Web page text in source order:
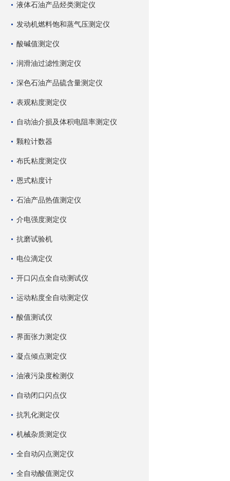
液体石油产品烃类测定仪
发动机燃料饱和蒸气压测定仪
酸碱值测定仪
润滑油过滤性测定仪
深色石油产品硫含量测定仪
表观粘度测定仪
自动油介损及体积电阻率测定仪
颗粒计数器
布氏粘度测定仪
恩式粘度计
石油产品热值测定仪
介电强度测定仪
抗磨试验机
电位滴定仪
开口闪点全自动测试仪
运动粘度全自动测定仪
酸值测试仪
界面张力测定仪
凝点倾点测定仪
油液污染度检测仪
自动闭口闪点仪
抗乳化测定仪
机械杂质测定仪
全自动闪点测定仪
全自动酸值测定仪